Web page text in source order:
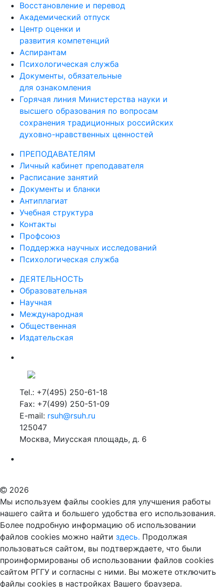
Восстановление и перевод
Академический отпуск
Центр оценки и
развития компетенций
Аспирантам
Психологическая служба
Документы, обязательные
для ознакомления
Горячая линия Министерства науки и
высшего образования по вопросам
сохранения традиционных российских
духовно-нравственных ценностей
ПРЕПОДАВАТЕЛЯМ
Личный кабинет преподавателя
Расписание занятий
Документы и бланки
Антиплагиат
Учебная структура
Контакты
Профсоюз
Поддержка научных исследований
Психологическая служба
ДЕЯТЕЛЬНОСТЬ
Образовательная
Научная
Международная
Общественная
Издательская
Tel.: +7(495) 250-61-18
Fax: +7(499) 250-51-09
E-mail: rsuh@rsuh.ru
125047
Москва, Миусская площадь, д. 6
2026
Мы используем файлы cookies для улучшения работы
нашего сайта и большего удобства его использования.
Более подробную информацию об использовании
файлов cookies можно найти здесь. Продолжая
пользоваться сайтом, вы подтверждаете, что были
проинформированы об использовании файлов cookies
сайтом РГГУ и согласны с ними. Вы можете отключить
файлы cookies в настройках Вашего браузера.